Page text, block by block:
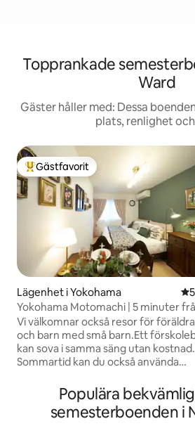
Topprankade
Ward
Gäster håller med: Dessa
plats, renlighet
Populär gästfavorit
Gästfavorit
Lägenhet i Yokohama 5
Yokohama Motomachi | 5 minuter
stationen | Chinatown inom
gångavstånd | STAY, ett gömställe
klassiska möbler | För
och familjesemestrar
Vi välkomnar också resor för
och barn med små barn.Ett
kan sova i samma säng utan kostnad.
Sommartid kan du också använda
cirka 30 minuter med direktbuss från
värdshuset.Det finns också en
rutschkana och en lazy river-pool,
Populära
semesterboenden i